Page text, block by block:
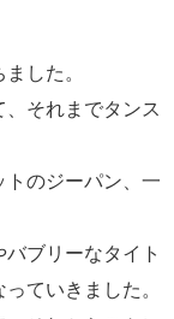
した。
、それまでタンス
のジーパン、一
ブリーなタイト
ていきました。